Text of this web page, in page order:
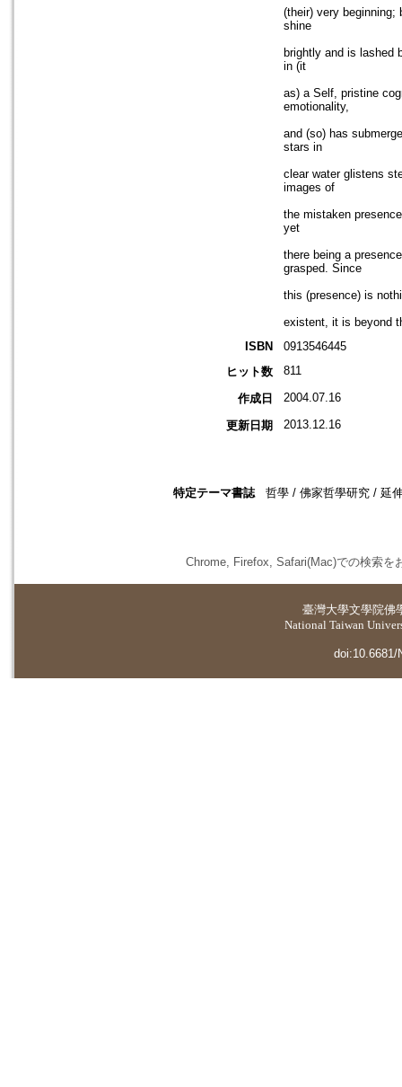
(their) very
shine
brightly and is lashed
in (it
as) a Self, pristine
emotionality,
and (so) has
stars in
clear water glistens
images of
the mistaken
yet
there being a
grasped. Since
this (presence) is
existent, it is beyond
ISBN
0913546445
ヒット数
811
作成日 2004.07.16
更新日期 2013.12.16
特定テーマ書誌 哲學 / 佛家哲學研究 / 延
Chrome, Firefox, Safari(Mac)での検索を
臺灣大學文學院佛
National Taiwan
doi:10.6681/